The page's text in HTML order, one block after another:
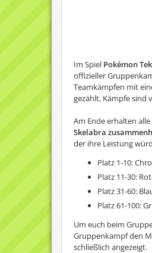
Im Spiel Pokémon
offizieller
Teamkämpfen mit
gezählt, Kämpfe sind
Am Ende erhalten
Skelabra
der ihre Leistung
Platz 1-10:
Platz 11-30:
Platz 31-60:
Platz 61-100:
Um euch beim
Gruppenkampf den
schließlich angezeigt.